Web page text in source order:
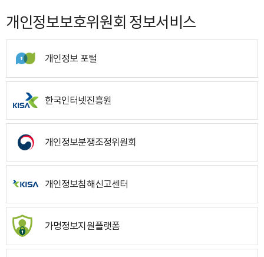
개인정보보호위원회 정보서비스
개인정보 포털
한국인터넷진흥원
개인정보분쟁조정위원회
개인정보침해신고센터
가명정보지원플랫폼